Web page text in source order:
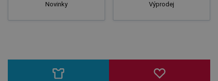
Novinky Výprodej